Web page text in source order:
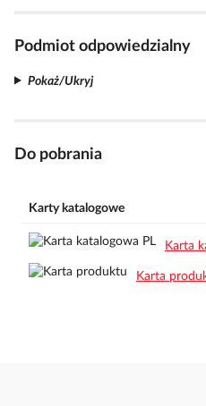
Podmiot odpowiedzialny
Pokaż/Ukryj
Do pobrania
Karty katalogowe
Karta
Karta